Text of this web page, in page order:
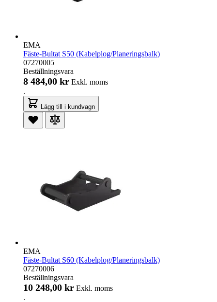
EMA
Fäste-Bultat S50 (Kabelplog/Planeringsbalk)
07270005
Beställningsvara
8 484,00 kr Exkl. moms
.
Lägg till i kundvagn
EMA
Fäste-Bultat S60 (Kabelplog/Planeringsbalk)
07270006
Beställningsvara
10 248,00 kr Exkl. moms
.